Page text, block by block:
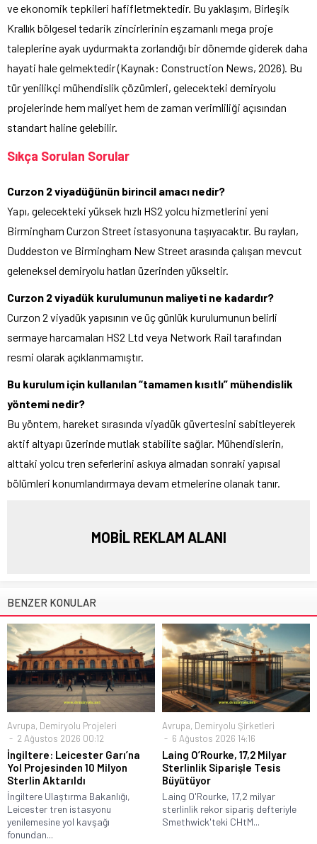
ve ekonomik tepkileri hafifletmektedir. Bu yaklaşım, Birleşik
Krallık bölgesel tedarik zincirlerinin eşzamanlı mega proje
taleplerine ayak uydurmakta zorlandığı bir dönemde giderek daha
hayati hale gelmektedir (Kaynak: Construction News, 2026). Bu
tür yenilikçi mühendislik çözümleri, gelecekteki demiryolu
projelerinde hem maliyet hem de zaman verimliliği açısından
standart haline gelebilir.
Sıkça Sorulan Sorular
Curzon 2 viyadüğünün birincil amacı nedir?
Yapı, gelecekteki yüksek hızlı HS2 yolcu hizmetlerini yeni
Birmingham Curzon Street istasyonuna taşıyacaktır. Bu rayları,
Duddeston ve Birmingham New Street arasında çalışan mevcut
geleneksel demiryolu hatları üzerinden yükseltir.
Curzon 2 viyadük kurulumunun maliyeti ne kadardır?
Curzon 2 viyadük yapısının ve üç günlük kurulumunun belirli
sermaye harcamaları HS2 Ltd veya Network Rail tarafından
resmi olarak açıklanmamıştır.
Bu kurulum için kullanılan “tamamen kısıtlı” mühendislik
yöntemi nedir?
Bu yöntem, hareket sırasında viyadük güvertesini sabitleyerek
aktif altyapı üzerinde mutlak stabilite sağlar. Mühendislerin,
alttaki yolcu tren seferlerini askıya almadan sonraki yapısal
bölümleri konumlandırmaya devam etmelerine olanak tanır.
MOBİL REKLAM ALANI
BENZER KONULAR
Avrupa, Demiryolu Projeleri
2 Ağustos 2026 00:12
İngiltere: Leicester Garı’na
Yol Projesinden 10 Milyon
Sterlin Aktarıldı
İngiltere Ulaştırma Bakanlığı,
Leicester tren istasyonu
yenilemesine yol kavşağı
fonundan...
Avrupa, Demiryolu Şirketleri
6 Ağustos 2026 14:16
Laing O’Rourke, 17,2 Milyar
Sterlinlik Siparişle Tesis
Büyütüyor
Laing O'Rourke, 17,2 milyar
sterlinlik rekor sipariş defteriyle
Smethwick'teki CHtM...